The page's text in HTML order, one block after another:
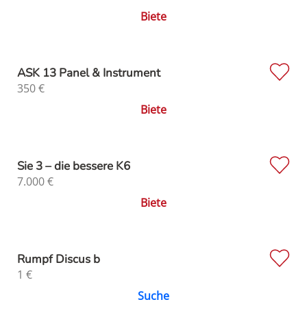
Biete
ASK 13 Panel & Instrument
350€
Biete
Sie 3 – die bessere K6
7.000€
Biete
Rumpf Discus b
1 €
Suche